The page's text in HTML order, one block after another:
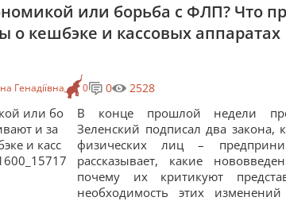
или борьба с ФЛП? Что
о кешбэке и кассовых аппаратах
Генадіївна 0 0 2528
В конце прошлой недели
Зеленский подписал два закона,
физических лиц –
рассказывает, какие
почему их критикуют
необходимость этих